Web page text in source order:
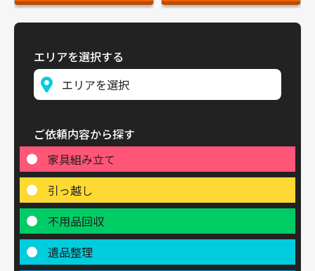
エリアを選択する
ご依頼内容から探す
家具組み立て
引っ越し
不用品回収
遺品整理